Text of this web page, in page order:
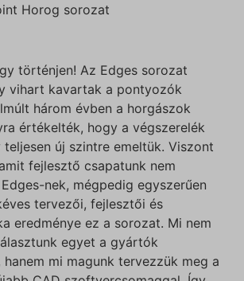
Horog sorozat
történjen! Az Edges sorozat
vihart kavartak a pontyozók
három évben a horgászok
értékelték, hogy a végszerelék
teljesen új szintre emeltük. Viszont
fejlesztő csapatunk nem
nek, mégpedig egyszerűen
tervezői, fejlesztői és
eredménye ez a sorozat. Mi nem
egyet a gyártók
mi magunk tervezzük meg a